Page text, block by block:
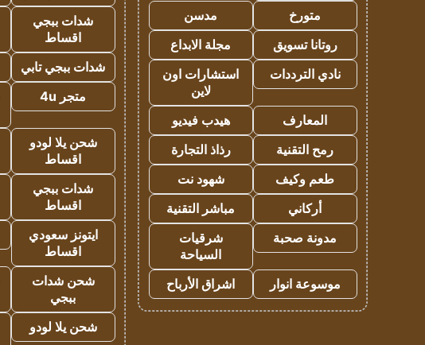
متورخ
مدسن
روتانا تسويق
مجلة الابداع
نادي الترددات
استشارات اون
لاين
المعارف
هيدب فيديو
رمح التقنية
رذاذ التجارة
طعم وكيف
شهود نت
أركاني
مباشر التقنية
مدونة صحبة
شرقيات
السياحة
موسوعة انوار
اشراق الأرباح
شدات ببجي
اقساط
شدات ببجي تابي
متجر 4u
شحن يلا لودو
اقساط
شدات ببجي
اقساط
ايتونز سعودي
اقساط
شحن شدات
ببجي
شحن يلا لودو